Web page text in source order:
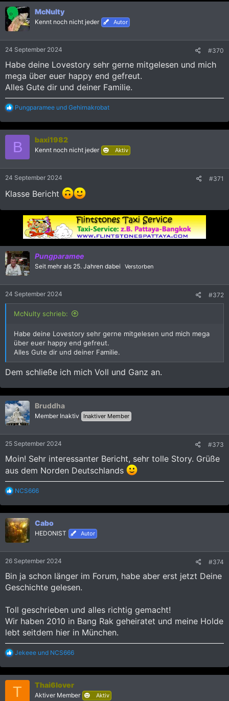
k
i
o
n
McNulty
Kennt noch nicht jeder Autor
24 September 2024 #370
Habe deine Lovestory sehr gerne mitgelesen und mich
mega über euer happy end gefreut.
Alles Gute dir und deiner Familie.
R
a
k
i
n
Pungparamee und Gehirnakrobat
B baxi1982
Kennt noch nicht jeder Aktiv
24 September 2024 #371
Klasse Bericht
Pungparamee
Seit mehr als 25. Jahren dabei Verstorben
24 September 2024 #372
McNulty schrieb:
Habe deine Lovestory sehr gerne mitgelesen und mich mega
über euer happy end gefreut.
Alles Gute dir und deiner Familie.
Dem schließe ich mich Voll und Ganz an.
Bruddha
Member Inaktiv Inaktiver Member
25 September 2024 #373
Moin! Sehr interessanter Bericht, sehr tolle Story. Grüße
aus dem Norden Deutschlands
R
a
k
t
i
o
n
NCS666
Cabo
HEDONIST Autor
26 September 2024 #374
Bin ja schon länger im Forum, habe aber erst jetzt Deine
Geschichte gelesen.
Toll geschrieben und alles richtig gemacht!
Wir haben 2010 in Bang Rak geheiratet und meine Holde
lebt seitdem hier in München.
R
a
k
Jekeee und NCS666
T Thai6lover
Aktiver Member Aktiv